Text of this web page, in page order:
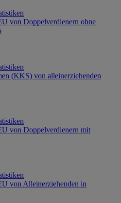
von Doppelverdienern ohne
(KKS) von alleinerziehenden
von Doppelverdienern mit
von Alleinerziehenden in